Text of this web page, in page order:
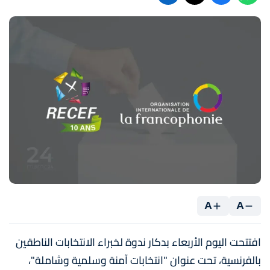
A
A
افتتحت اليوم الأربعاء بدكار ندوة لخبراء الانتخابات الناطقين
بالفرنسية، تحت عنوان "انتخابات آمنة وسلمية وشاملة"،